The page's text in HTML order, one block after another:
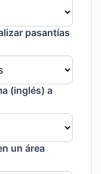
pasantías
(inglés) a
un área